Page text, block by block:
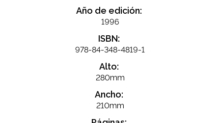
Año de edición:
1996
ISBN:
978-84-348-4819-1
Alto:
280mm
Ancho:
210mm